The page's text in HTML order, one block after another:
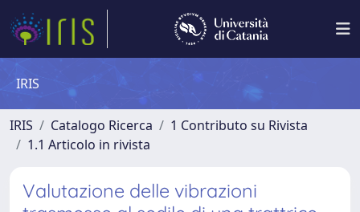
IRIS
IRIS Catalogo Ricerca
1 Contributo su Rivista
1.1 Articolo in rivista
Valutazione delle vibrazioni